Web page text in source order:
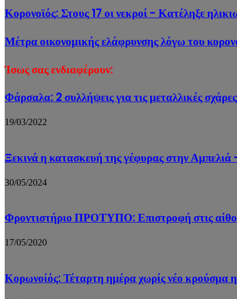
Κορονοϊός: Στους 17 οι νεκροί - Κατέληξε
Μέτρα οικονομικής ελάφρυνσης λόγω του
Ίσως σας ενδιαφέρουν:
Φάρσαλα: 2 συλλήψεις για τις μεταλλικές
19/03/2022
Ξεκινά η κατασκευή της γέφυρας στην
30/05/2024
Φροντιστήριο ΠΡΟΤΥΠΟ: Επιστροφή στις
17/05/2020
Κορωνοίός: Τέταρτη ημέρα χωρίς νέο κρούσμα